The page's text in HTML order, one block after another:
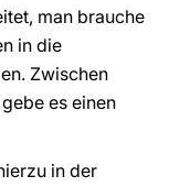
man brauche
in die
Zwischen
es einen
in der